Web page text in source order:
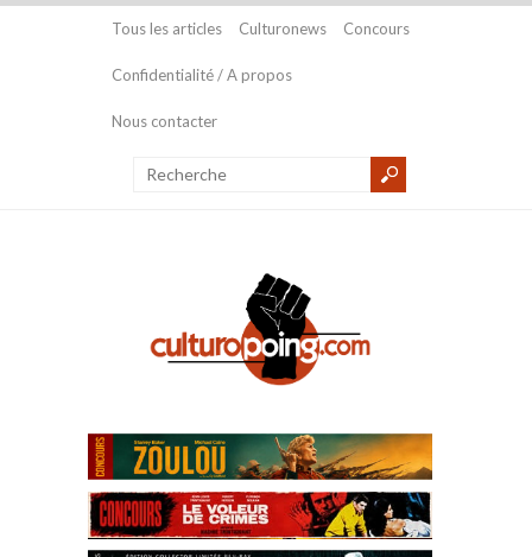
Tous les articles Culturonews Concours
Confidentialité / A propos
Nous contacter